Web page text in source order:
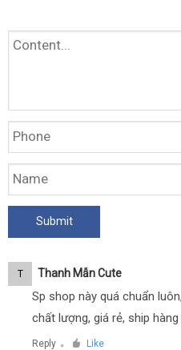
T Thanh Mẫn Cute
Sp shop này quá chuẩn
chất lượng, giá rẻ, ship
Reply ● Like